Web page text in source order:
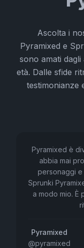
Ascolta i
Pyramixed e
sono amati
età. Dalle sfide
testimonianze
Pyramixed è
abbia mai
personaggi e
Sprunki
a modo mio. È
Pyramixed
@pyramixed